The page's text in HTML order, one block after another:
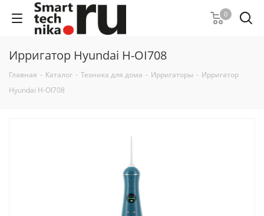
0
Ирригатор Hyundai H-OI708
Главная - Каталог - Техника для дома - Ирригаторы - Ирригатор
Hyundai H-OI708